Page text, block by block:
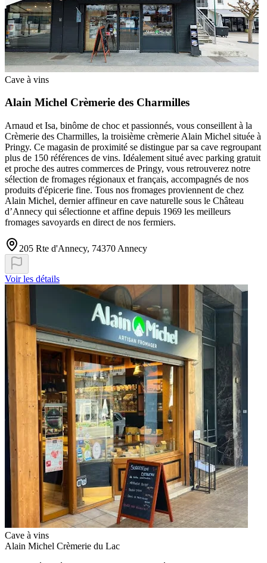
Cave à vins
Alain Michel Crèmerie des Charmilles
Arnaud et Isa, binôme de choc et passionnés, vous conseillent à la
Crèmerie des Charmilles, la troisième crèmerie Alain Michel située à
Pringy. Ce magasin de proximité se distingue par sa cave regroupant
plus de 150 références de vins. Idéalement situé avec parking gratuit
et proche des autres commerces de Pringy, vous retrouverez notre
sélection de fromages régionaux et français, accompagnés de nos
produits d'épicerie fine. Tous nos fromages proviennent de chez
Alain Michel, dernier affineur en cave naturelle sous le Château
d’Annecy qui sélectionne et affine depuis 1969 les meilleurs
fromages savoyards en direct de nos fermiers.
205 Rte d'Annecy, 74370 Annecy
Voir les détails
Cave à vins
Alain Michel Crèmerie du Lac